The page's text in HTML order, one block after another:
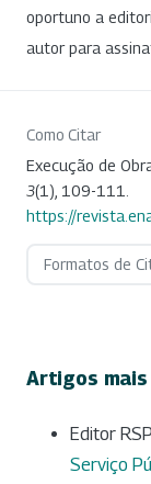
oportuno a
autor para
Como Citar
Execução de
3(1), 109-111.
https://
Formatos de
Artigos
Editor
Serviço